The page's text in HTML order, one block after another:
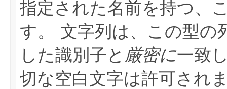
指定された名前を持つ、
す。
文字列は、この型の
した識別子と 厳密に一致
切な空白文字は許可され